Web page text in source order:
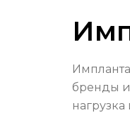
бренды
нагрузка